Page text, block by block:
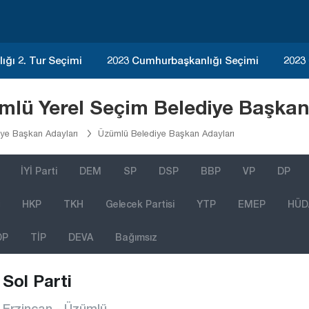
2. Tur Seçimi 2023 Cumhurbaşkanlığı Seçimi
Yerel Seçim Belediye
Başkan Adayları Üzümlü Belediye Başkan Adayları
İYİ Parti DEM SP DSP BBP VP DP
HKP TKH Gelecek Partisi YTP EMEP
TİP DEVA Bağımsız
Sol Parti